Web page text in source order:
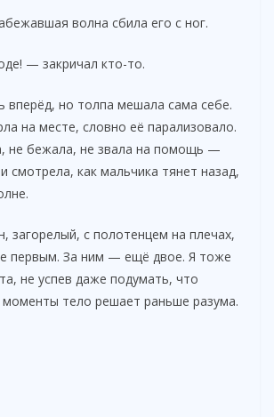
волна сбила его с ног.
— закричал кто-то.
вперёд, но толпа мешала сама себе.
на месте, словно её парализовало.
не бежала, не звала на помощь —
смотрела, как мальчика тянет назад,
загорелый, с полотенцем на плечах,
первым. За ним — ещё двое. Я тоже
не успев даже подумать, что
тело решает раньше разума.